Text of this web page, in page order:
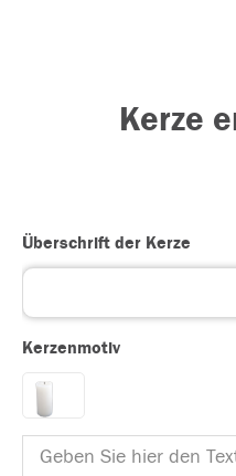
Kerze
Überschrift der Kerze
Kerzenmotiv